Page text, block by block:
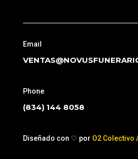
Email
Phone
(834) 144 8058
Diseñado con ♡ por O2 Colectivo